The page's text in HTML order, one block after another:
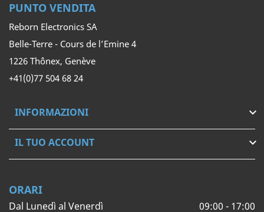
PUNTO VENDITA
Reborn Electronics SA
Belle-Terre - Cours de l’Emine 4
1226 Thônex, Genève
+41(0)77 504 68 24
INFORMAZIONI 
IL TUO ACCOUNT 
ORARI
Dal Lunedì al Venerdì 09:00 - 17:00